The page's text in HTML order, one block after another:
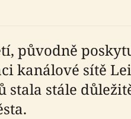
původně
kanálové sítě
stala stále